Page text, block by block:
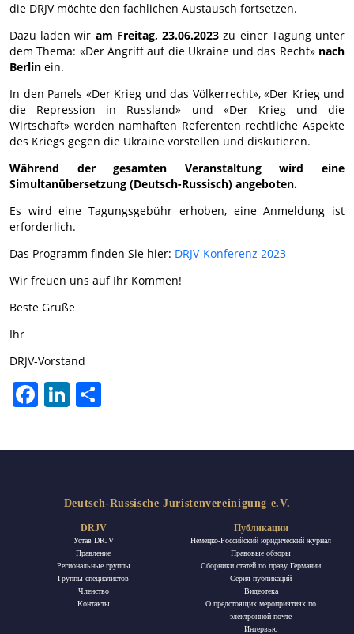
die DRJV möchte den fachlichen Austausch fortsetzen.
Dazu laden wir am Freitag, 23.06.2023 zu einer Tagung unter
dem Thema: «Der Angriff auf die Ukraine und das Recht» nach
Berlin ein.
In den Panels «Der Krieg und das Völkerrecht», «Der Krieg und
die Repression in Russland» und «Der Krieg und die
Wirtschaft» werden namhaften Referenten rechtliche Aspekte
des Kriegs gegen die Ukraine vorstellen und diskutieren.
Während der gesamten Veranstaltung wird eine
Simultanübersetzung (Deutsch-Russisch) angeboten.
Es wird eine Tagungsgebühr erhoben, eine Anmeldung ist
erforderlich.
Das Programm finden Sie hier: DRJV-Konferenz 2023
Wir freuen uns auf Ihr Kommen!
Beste Grüße
Ihr
DRJV-Vorstand
FacebookLinkedIn
Deutsch-Russische Juristenvereinigung e.V.
DRJV
Устав DRJV
Правление
Региональные группы
Группы специалистов
Членство
Контакты
Публикации
Немецко-Российский юридический журнал
Правовые обзоры
Сборники статей по праву Германии
Ceрия публикаций
Видеотека
О предстоящих мероприятиях по
электронной почте
Интервью